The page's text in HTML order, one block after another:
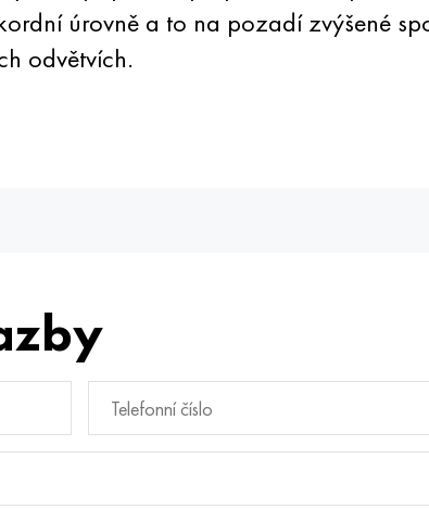
úrovně a to na pozadí zvýšené
odvětvích.